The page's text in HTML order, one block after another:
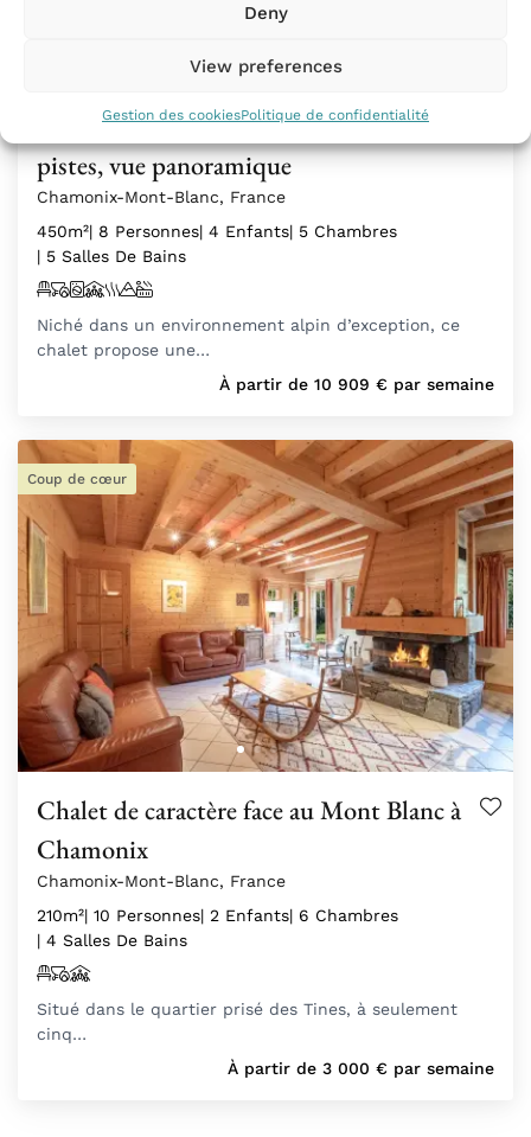
Deny
View preferences
Gestion des cookiesPolitique de confidentialité
Chalet d'exception, accès direct aux
pistes, vue panoramique
Chamonix-Mont-Blanc, France
450m²| 8 Personnes| 4 Enfants| 5 Chambres
| 5 Salles De Bains
Niché dans un environnement alpin d’exception, ce
chalet propose une…
À partir de 10 909 € par semaine
Coup de cœur
Chalet de caractère face au Mont Blanc à
Chamonix
Chamonix-Mont-Blanc, France
210m²| 10 Personnes| 2 Enfants| 6 Chambres
| 4 Salles De Bains
Situé dans le quartier prisé des Tines, à seulement
cinq…
À partir de 3 000 € par semaine